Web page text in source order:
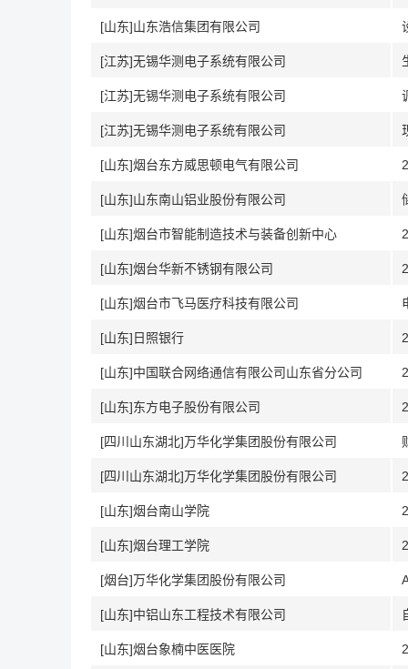
[山东]山东浩信集团有限公司
[江苏]无锡华测电子系统有限公司
[江苏]无锡华测电子系统有限公司
[江苏]无锡华测电子系统有限公司
[山东]烟台东方威思顿电气有限公司
[山东]山东南山铝业股份有限公司
[山东]烟台市智能制造技术与装备创新中心
[山东]烟台华新不锈钢有限公司
[山东]烟台市飞马医疗科技有限公司
[山东]日照银行
[山东]中国联合网络通信有限公司山东省分公司
[山东]东方电子股份有限公司
[四川山东湖北]万华化学集团股份有限公司
[四川山东湖北]万华化学集团股份有限公司
[山东]烟台南山学院
[山东]烟台理工学院
[烟台]万华化学集团股份有限公司
[山东]中铝山东工程技术有限公司
[山东]烟台象楠中医医院